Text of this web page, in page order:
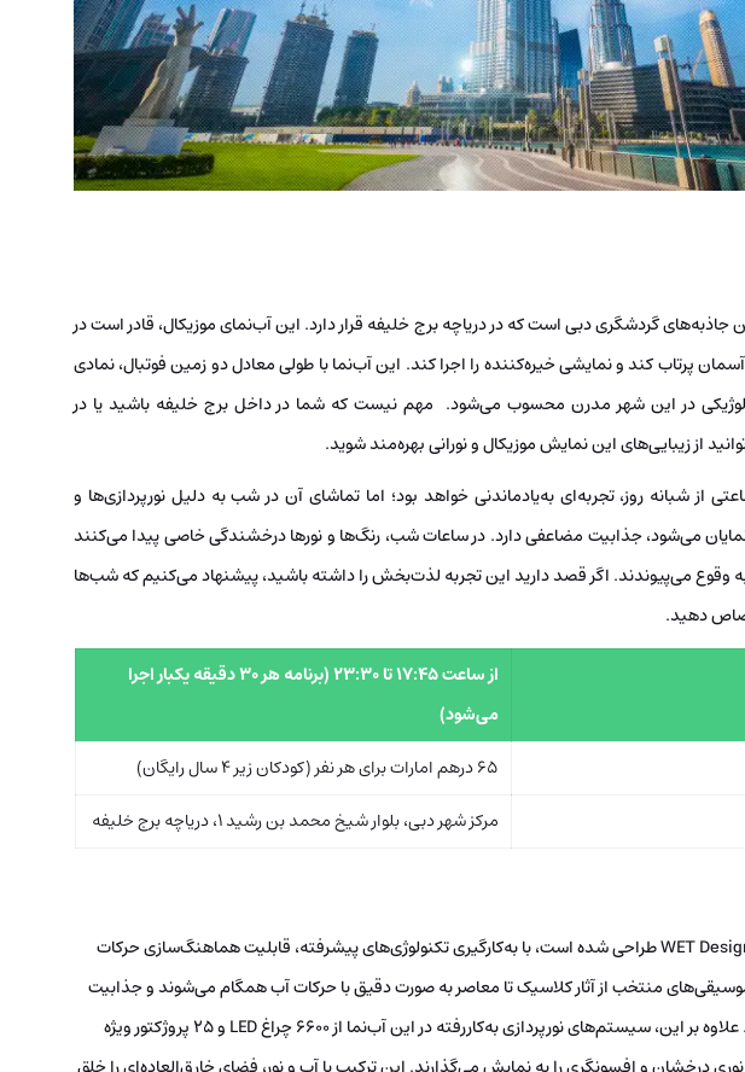
جاذبه‌های گردشگری دبی است که در دریاچه برج خلیفه قرار دارد. این آب‌نمای موزیکال، قادر است در
آب را به آسمان پرتاب کند و نمایشی خیره‌کننده را اجرا کند. این آب‌نما با طولی معادل دو زمین فوتبال، نمادی
در این شهر مدرن محسوب می‌شود. مهم نیست که شما در داخل برج خلیفه باشید یا در
از زیبایی‌های این نمایش موزیکال و نورانی بهره‌مند شوید.
از شبانه روز، تجربه‌ای به‌یادماندنی خواهد بود؛ اما تماشای آن در شب به دلیل نورپردازی‌ها و
نمایان می‌شود، جذابیت مضاعفی دارد. در ساعات شب، رنگ‌ها و نورها درخشندگی خاصی پیدا می‌کنند
وقوع می‌پیوندند. اگر قصد دارید این تجربه لذت‌بخش را داشته باشید، پیشنهاد می‌کنیم که شب‌ها
دهید.
از ساعت 17:45 تا 23:30 (برنامه هر 30 دقیقه یکبار اجرا
می‌شود)
65 درهم امارات برای هر نفر (کودکان زیر 4 سال رایگان)
مرکز شهر دبی، بلوار شیخ محمد بن رشید 1، دریاچه برج خلیفه
آب‌نمای دبی که توسط شرکت WET Design طراحی شده است، با به‌کارگیری تکنولوژی‌های پیشرفته، قابلیت هماهنگ‌سازی حرکات
موسیقی‌های منتخب از آثار کلاسیک تا معاصر به صورت دقیق با حرکات آب همگام می‌شوند و جذابیت
بیشتری به نمایش می‌بخشند. علاوه بر این، سیستم‌های نورپردازی به‌کاررفته در این آب‌نما از 6600 چراغ LED و 25 پروژکتور ویژه